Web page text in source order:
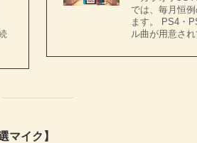
では、毎月恒
ます。 PS4・
ル曲が用意さ
マイク】